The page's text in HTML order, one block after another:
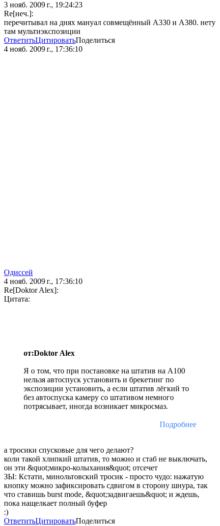
3 нояб. 2009 г., 19:24:23
Re[неч.]:
перечитывал на днях мануал совмещённый А330 и А380. нету
там мультиэкспозиции
ОтветитьЦитироватьПоделиться
4 нояб. 2009 г., 17:36:10
Одиссей
4 нояб. 2009 г., 17:36:10
Re[Doktor Alex]:
Цитата:
от:Doktor Alex
Я о том, что при постановке на штатив на А100
нельзя автоспуск установить и брекетинг по
экспозиции установить, а если штатив лёгкий то
без автоспуска камеру со штативом немного
потрясывает, иногда возникает микросмаз.
Подробнее
а тросики спусковые для чего делают?
коли такой хлипкий штатив, то можно и стаб не выключать,
он эти &quot;микро-колыхания&quot; отсечет
ЗЫ: Кстати, минольтовский тросик - просто чудо: нажатую
кнопку можно зафиксировать сдвигом в сторону шнура, так
что ставишь burst mode, &quot;задвигаешь&quot; и ждешь,
пока нащелкает полный буфер
:)
ОтветитьЦитироватьПоделиться